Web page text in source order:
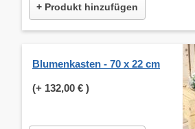
+ Produkt hinzufügen
Blumenkasten - 70 x 22 cm
(+ 132,00 € )